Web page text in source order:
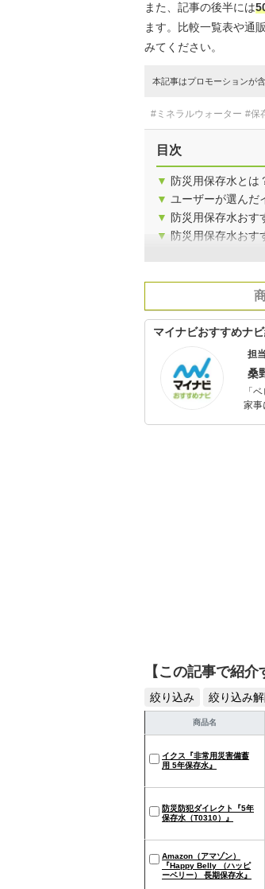
また、記事の後半には
ます。比較一覧表や通
みてください。
本記事はプロモーションが
#ミネラルウォーター #保
目次
▼ 防災用保存水とは
▼ ユーザーが選んだ
▼ 防災用保存水おす
▼ 防災用保存水おす
マイナビおすすめナ
担
桑
「
家事
【この記事で紹介
絞り込み 絞り込み
商品名
イクス『非常用災害備蓄
用 5年保存水』
防災防犯ダイレクト『5年
保存水（T0310）』
Amazon（アマゾン）
『Happy Belly （ハッピ
ーベリー） 長期保存水』